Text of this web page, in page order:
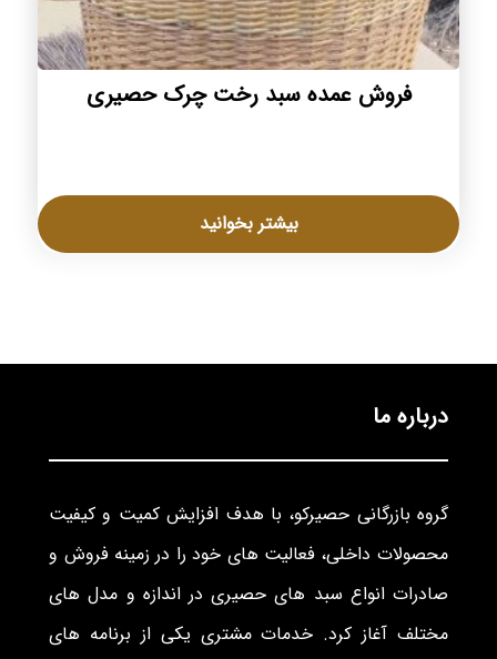
فروش عمده سبد رخت چرک حصیری
بیشتر بخوانید
درباره ما
گروه بازرگانی حصیرکو، با هدف افزایش کمیت و کیفیت
محصولات داخلی، فعالیت های خود را در زمینه فروش و
صادرات انواع سبد های حصیری در اندازه و مدل های
مختلف آغاز کرد. خدمات مشتری یکی از برنامه های